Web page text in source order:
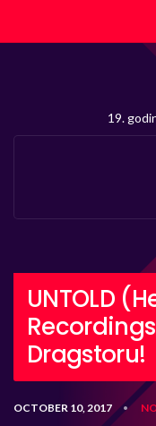
19.
UNTOLD
Dragstoru!
OCTOBER 10, 2017 •